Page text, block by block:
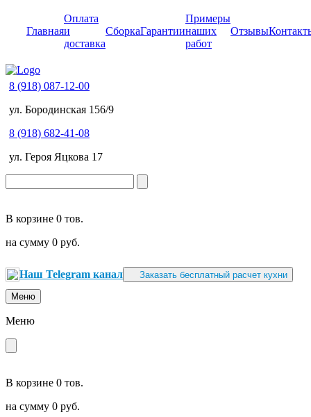
Главная
Оплата
и
доставка
СборкаГарантии
Примеры
наших
работ
Отзывы
8 (918) 087-12-00
ул. Бородинская 156/9
8 (918) 682-41-08
ул. Героя Яцкова 17
В корзине 0 тов.
на сумму 0 руб.
Наш Telegram канал Заказать бесплатный расчет кухни
Меню
Меню
В корзине 0 тов.
на сумму 0 руб.